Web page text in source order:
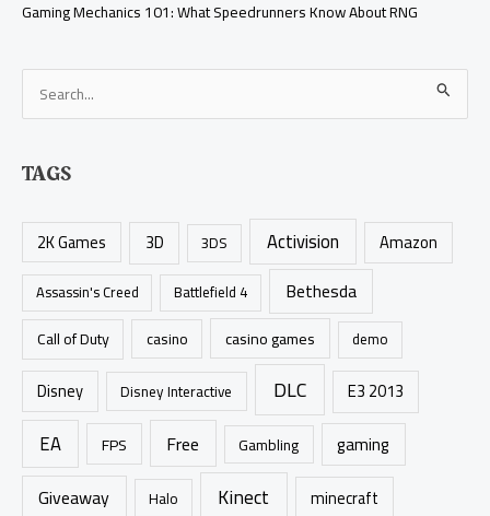
Gaming Mechanics 101: What Speedrunners Know About RNG
e
r
f
r
:
TAGS
2K Games 3D 3DS Activision Amazon
Assassin's Creed Battlefield 4 Bethesda
Call of Duty casino casino games demo
Disney Disney Interactive DLC E3 2013
EA FPS Free Gambling gaming
Giveaway Halo Kinect minecraft